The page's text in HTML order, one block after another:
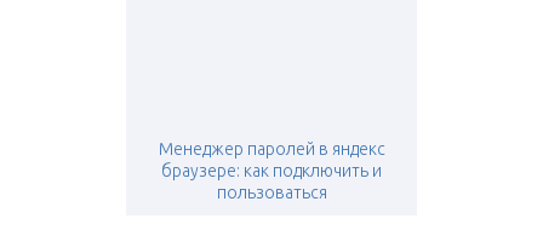
Менеджер паролей в яндекс
браузере: как подключить и
пользоваться